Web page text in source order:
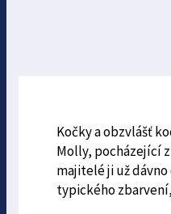
Kočky a obzvlášť
Molly, pocházející
majitelé ji už
typického